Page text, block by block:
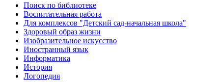
Поиск по библиотеке
Воспитательная работа
Для комплексов "Детский сад-начальная школа"
Здоровый образ жизни
Изобразительное искусство
Иностранный язык
Информатика
История
Логопедия